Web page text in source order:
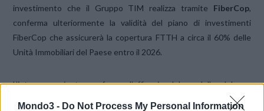
Mondo3 - Do Not Process My Personal Information
investimento che il Gruppo TIM realizza tramite FiberCop,
conferma ulteriormente la validità del piano di investimenti
FiberCop che assicurerà la copertura FTTH a circa il 60% delle
Unità Immobiliari del Paese entro il 2026.
L’intesa raggiunta conferma l’efficacia del modello del co-
investimento che consente a tutti gli operatori interessati di